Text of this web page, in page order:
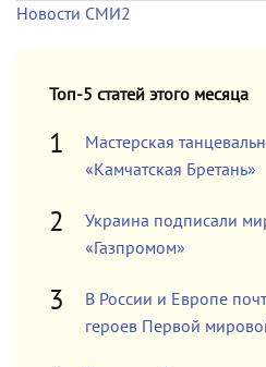
Новости СМИ2
Топ-5 статей этого месяца
Мастерская
«Камчатская Бретань»
Украина подписали
«Газпромом»
В России и Европе
героев Первой